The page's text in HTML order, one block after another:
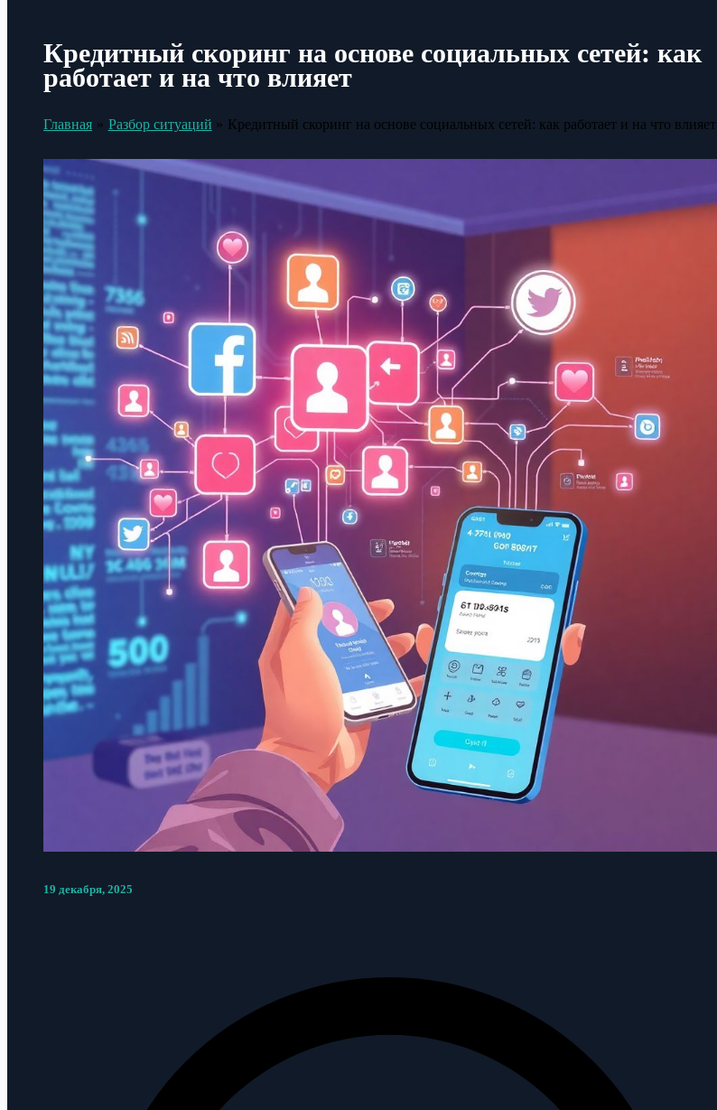
Кредитный скоринг на основе социальных сетей: как
работает и на что влияет
Главная Разбор ситуаций Кредитный скоринг на основе социальных сетей: как работает и на что влияет
19 декабря, 2025